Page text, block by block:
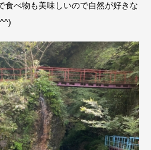
食べ物も美味しいので自然が好きな